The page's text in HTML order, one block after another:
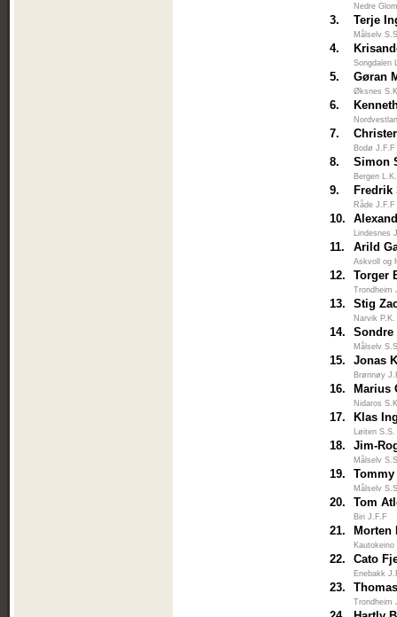
Nedre
3. Terje
Målselv
4.
Songdalen
5. Gøran
Øksnes
6.
7.
Bodø J.F.F
8. Simon
Bergen L.K.
9. Fredrik
Råde J.F.F
10.
Lindesnes
11. Arild
Askvoll og
12. Torger
Trondheim
13. Stig
Narvik P.K.
14. Sondre
Målselv
15. Jonas
Brønnøy
16. Marius
Nidaros
17. Klas
Løiten S.S.
18. Jim-
Målselv
19.
Målselv
20. Tom
Biri J.F.F
21. Morten
22. Cato
Enebakk
23.
Trondheim